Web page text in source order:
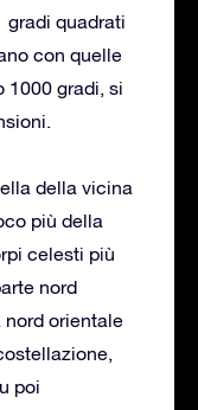
gradi quadrati
con quelle
1000 gradi, si
della vicina
più della
celesti più
nord
orientale
poi